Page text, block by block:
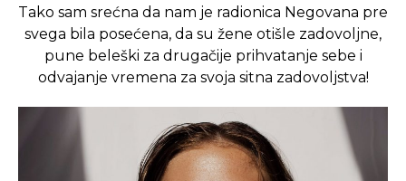
Tako sam srećna da nam je radionica Negovana pre
svega bila posećena, da su žene otišle zadovoljne,
pune beleški za drugačije prihvatanje sebe i
odvajanje vremena za svoja sitna zadovoljstva!